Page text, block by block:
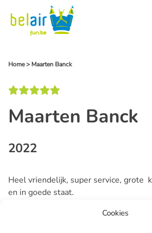
Cookies
Home> Maarten Banck
Maarten Banck
2022
Heel vriendelijk, super service, grote
en in goede staat.